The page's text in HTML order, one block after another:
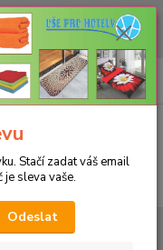
PRODUKTŮ ZA LEPŠÍ
0ks
za0 Kč
úpravou
Stačí zadat váš email
je sleva vaše.
Odeslat